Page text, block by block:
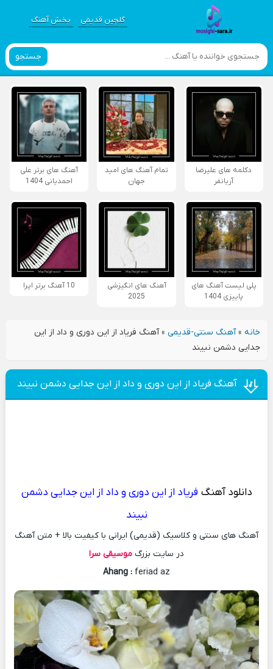
گلچین قدیمی پخش آهنگ
جستجو
دکلمه های علیرضا
آریانفر
تمام آهنگ های امید
جهان
آهنگ های برتر علی
احمدیانی 1404
پلی لیست آهنگ های
پاییزی 1404
آهنگ های انگیزشی
2025
10 آهنگ برتر اپرا
خانه»آهنگ سنتی-قدیمی»آهنگ فریاد از این دوری و داد از این
جدایی دشمن نبیند
آهنگ فریاد از این دوری و داد از این جدایی دشمن نبیند
دانلود آهنگ فریاد از این دوری و داد از این جدایی دشمن
نبیند
آهنگ های سنتی و کلاسیک (قدیمی) ایرانی با کیفیت بالا + متن آهنگ
در سایت بزرگ موسیقی سرا
Ahang : feriad az